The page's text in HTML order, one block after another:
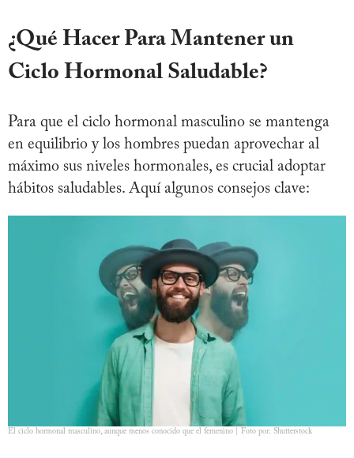
¿Qué Hacer Para Mantener un
Ciclo Hormonal Saludable?
Para que el ciclo hormonal masculino se mantenga
en equilibrio y los hombres puedan aprovechar al
máximo sus niveles hormonales, es crucial adoptar
hábitos saludables. Aquí algunos consejos clave:
El ciclo hormonal masculino, aunque menos conocido que el femenino | Foto por: Shutterstock